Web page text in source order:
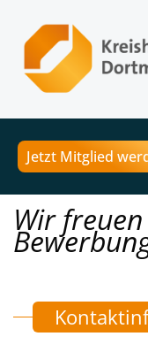
Jetzt Mitglied
Wir